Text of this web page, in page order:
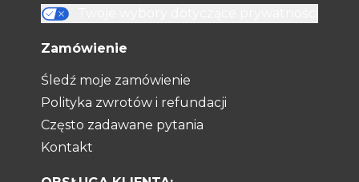
Zamówienie
Śledź moje zamówienie
Polityka zwrotów i refundacji
Często zadawane pytania
Kontakt